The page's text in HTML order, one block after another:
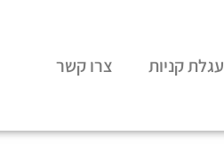
עגלת קניות צרו קשר